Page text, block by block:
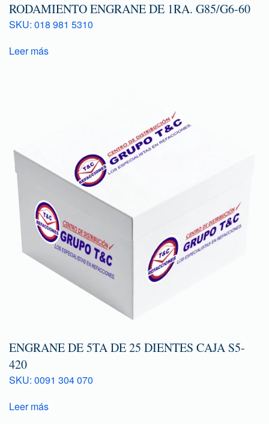
RODAMIENTO ENGRANE DE 1RA. G85/G6-60
SKU: 018 981 5310
Leer más
ENGRANE DE 5TA DE 25 DIENTES CAJA S5-
420
SKU: 0091 304 070
Leer más